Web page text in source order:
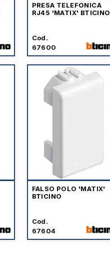
PRESA TELEFONICA
RJ45 'MATIX' BTICINO
Cod.
67600
FALSO POLO 'MATIX'
BTICINO
Cod.
67604